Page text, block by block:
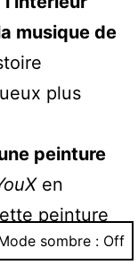
musique de
plus
peinture
en
peinture
Objects
sombre :